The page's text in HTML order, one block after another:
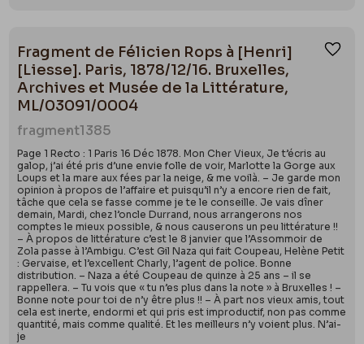
Fragment de Félicien Rops à [Henri]
[Liesse]. Paris, 1878/12/16. Bruxelles,
Archives et Musée de la Littérature,
ML/03091/0004
fragment1385
Page 1 Recto : 1 Paris 16 Déc 1878. Mon Cher Vieux, Je t’écris au
galop, j’ai été pris d’une envie folle de voir, Marlotte la Gorge aux
Loups et la mare aux fées par la neige, & me voilà. – Je garde mon
opinion à propos de l’affaire et puisqu’il n’y a encore rien de fait,
tâche que cela se fasse comme je te le conseille. Je vais dîner
demain, Mardi, chez l’oncle Durrand, nous arrangerons nos
comptes le mieux possible, & nous causerons un peu littérature !!
– À propos de littérature c’est le 8 janvier que l’Assommoir de
Zola passe à l’Ambigu. C’est Gil Naza qui fait Coupeau, Helène Petit
: Gervaise, et l’excellent Charly, l’agent de police. Bonne
distribution. – Naza a été Coupeau de quinze à 25 ans – il se
rappellera. – Tu vois que « tu n’es plus dans la note » à Bruxelles ! –
Bonne note pour toi de n’y être plus !! – À part nos vieux amis, tout
cela est inerte, endormi et qui pris est improductif, non pas comme
quantité, mais comme qualité. Et les meilleurs n’y voient plus. N’ai-
je